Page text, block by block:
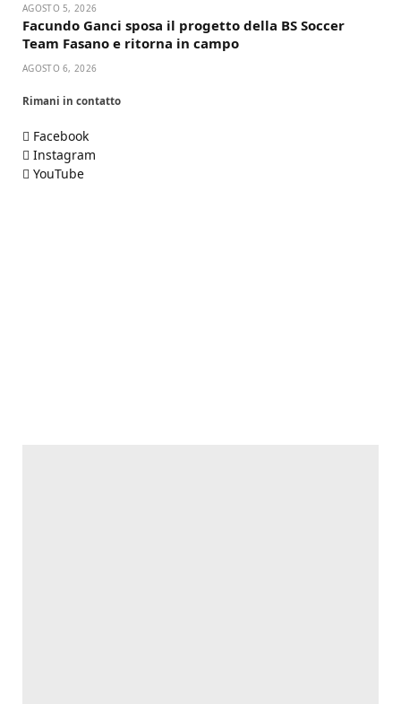
AGOSTO 5, 2026
Facundo Ganci sposa il progetto della BS Soccer
Team Fasano e ritorna in campo
AGOSTO 6, 2026
Rimani in contatto
Facebook
Instagram
YouTube